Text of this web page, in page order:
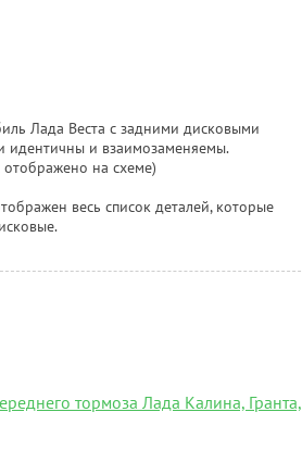
Лада Веста с задними дисковыми
идентичны и взаимозаменяемы.
отображено на схеме)
весь список деталей, которые
тормоза Лада Калина, Гранта,